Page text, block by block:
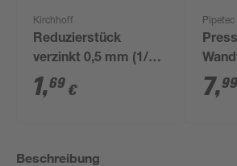
Kirchhoff
Reduzierstück
verzinkt 0,5 mm (1/2")
AG x 0,375 mm (3/4")
IG
1,69 €
Pipetec
16 x
7,99
Beschreibung